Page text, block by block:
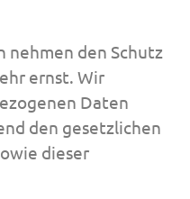
nehmen den Schutz
ernst. Wir
Daten
den gesetzlichen
dieser